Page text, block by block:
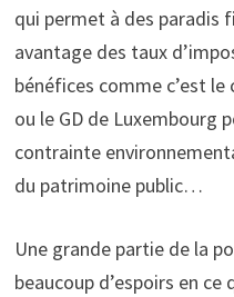
qui permet à des paradis
avantage des taux
bénéfices comme c’est le
ou le GD de Luxembourg
contrainte
du patrimoine public…
Une grande partie de la
beaucoup d’espoirs en